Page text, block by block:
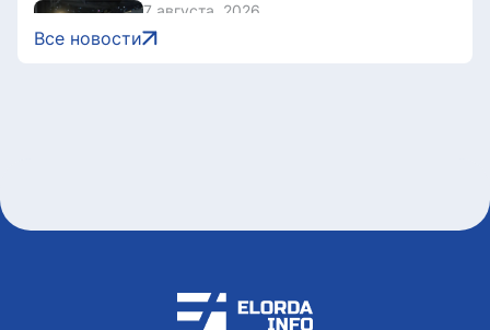
7 августа, 2026
Казахстан расширяет производство и
региона
взаимно признаваться в странах ЕАЭС
Все новости